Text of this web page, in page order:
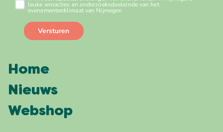
Home
Nieuws
Webshop